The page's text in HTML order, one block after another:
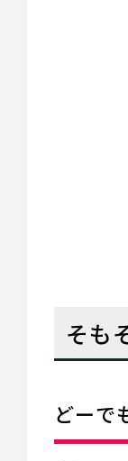
そも
どーで